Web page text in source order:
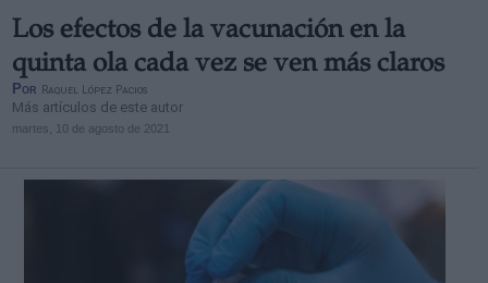
Los efectos de la vacunación en la
quinta ola cada vez se ven más claros
Por Raquel López Pacios
Más artículos de este autor
martes, 10 de agosto de 2021
Derechos:
Información adicional